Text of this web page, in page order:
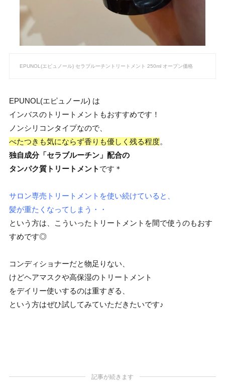
EPUNOL(エピュノール) セラブルーチントリートメント 250ml オープン価格
EPUNOL(エピュノール) は
インバスのトリートメントもおすすめです！
ノンシリコンタイプなので、
べたつきも気にならず香りも優しく残る程度。
独自成分「セラブルーチン」配合の
タンパク質トリートメント です＊
サロン専売トリートメントを使い続けていると、
髪が重たくなってしまう・・
という方は、こういったトリートメントを間で使うのもおす
すめです◎
コンディショナーだと物足りない、
けどヘアマスクや高保湿のトリートメント
をデイリー使いするのは重すぎる、
という方はぜひ試してみていただきたいです♪
記事が続きます